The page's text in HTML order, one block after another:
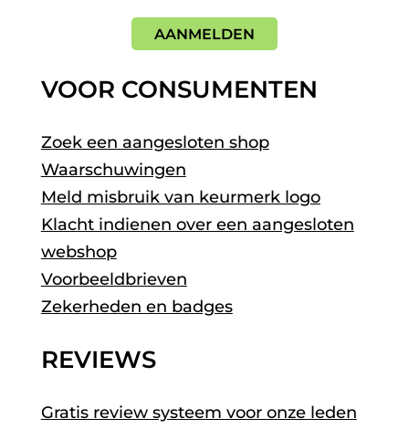
AANMELDEN
VOOR CONSUMENTEN
Zoek een aangesloten shop
Waarschuwingen
Meld misbruik van keurmerk logo
Klacht indienen over een aangesloten
webshop
Voorbeeldbrieven
Zekerheden en badges
REVIEWS
Gratis review systeem voor onze leden